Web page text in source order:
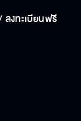
ลงทะเบียนฟรี